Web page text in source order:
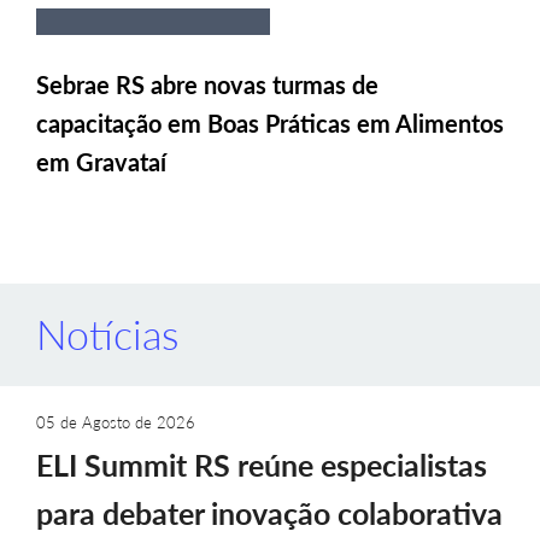
Sebrae RS abre novas turmas de
capacitação em Boas Práticas em Alimentos
em Gravataí
Notícias
05 de Agosto de 2026
ELI Summit RS reúne especialistas
para debater inovação colaborativa